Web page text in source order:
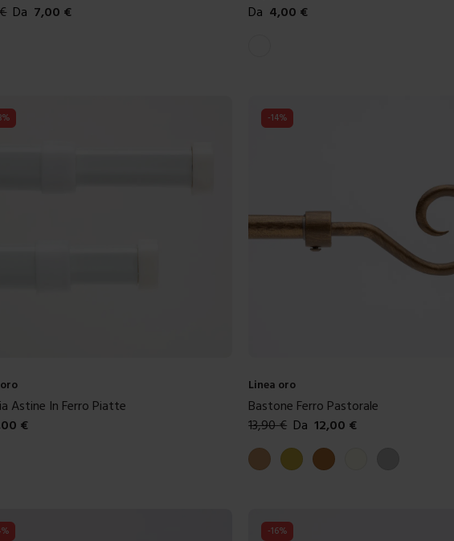
Da 7,00 €
disponibili
Da 4,00 €
%
Astine In Ferro Piatte
€
-14%
Linea oro
Bastone Ferro Pastorale
13,90€ Da 12,00 €
Colori disponibili
Ottone antico
Oro vecchio
Rame
% -16%